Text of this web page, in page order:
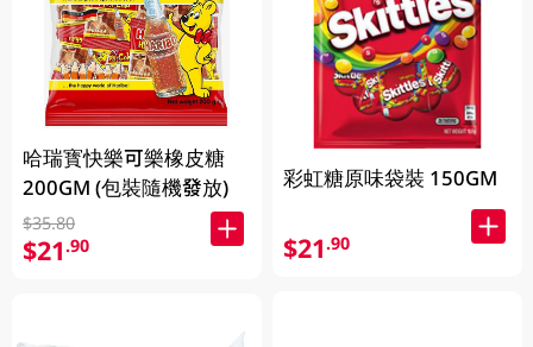
哈瑞寳快樂可樂橡皮糖
200GM (包裝隨機發放)
$35.80
$21.90
彩虹糖原味袋裝 150GM
$21.90